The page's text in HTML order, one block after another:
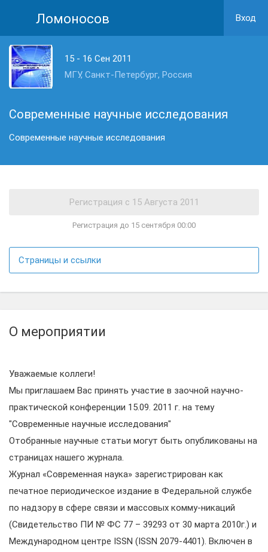
Ломоносов Вход
15 - 16 Сен 2011
МГУ, Санкт-Петербург, Россия
Современные научные исследования
Современные научные исследования
Регистрация до 15 сентября 00:00
Страницы и ссылки
О мероприятии
Уважаемые коллеги!
Мы приглашаем Вас принять участие в заочной научно-
практической конференции 15.09. 2011 г. на тему
"Современные научные исследования"
Отобранные научные статьи могут быть опубликованы на
страницах нашего журнала.
Журнал «Современная наука» зарегистрирован как
печатное периодическое издание в Федеральной службе
по надзору в сфере связи и массовых комму-никаций
(Свидетельство ПИ № ФС 77 – 39293 от 30 марта 2010г.) и
Международном центре ISSN (ISSN 2079-4401). Включен в